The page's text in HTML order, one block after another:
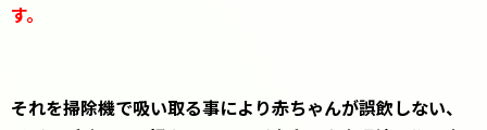
す。
それを掃除機で吸い取る事により赤ちゃんが誤飲しない、